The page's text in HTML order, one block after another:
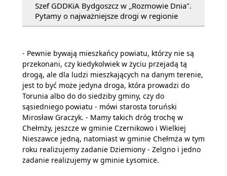
Szef GDDKiA Bydgoszcz w „Rozmowie Dnia".
Pytamy o najważniejsze drogi w regionie
- Pewnie bywają mieszkańcy powiatu, którzy nie są
przekonani, czy kiedykolwiek w życiu przejadą tą
drogą, ale dla ludzi mieszkających na danym terenie,
jest to być może jedyna droga, która prowadzi do
Torunia albo do do siedziby gminy, czy do
sąsiedniego powiatu - mówi starosta toruński
Mirosław Graczyk. - Mamy takich dróg trochę w
Chełmży, jeszcze w gminie Czernikowo i Wielkiej
Nieszawce jedną, natomiast w gminie Chełmża w tym
roku realizujemy zadanie Dziemiony - Zelgno i jedno
zadanie realizujemy w gminie Łysomice.